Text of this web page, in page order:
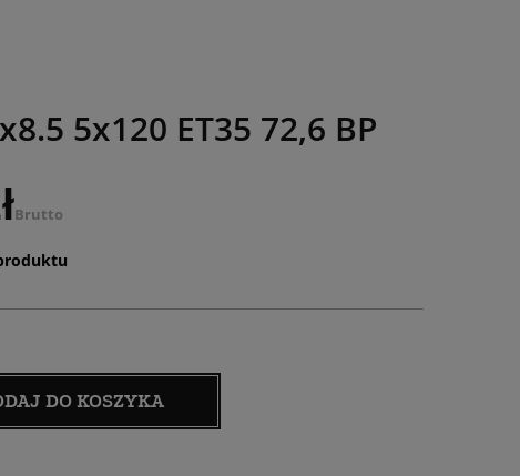
5x120 ET35 72,6 BP
Brutto
DO KOSZYKA